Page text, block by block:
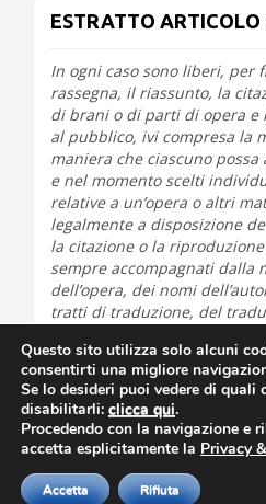
ESTRATTO ARTICOLO
In ogni caso sono liberi, per
rassegna, il riassunto, la
di brani o di parti di opera e
al pubblico, ivi compresa la
maniera che ciascuno possa
e nel momento scelti
relative a un’opera o altri
legalmente a disposizione
la citazione o la
sempre accompagnati dalla
dell’opera, dei nomi
tratti di traduzione, del
Questo l’ho scritto per la mia
che un elenco di estratti di
sempre titolo e autore.
Theme Designed by
Questo sito utilizza solo alcuni
consentirti una migliore
Se lo desideri puoi vedere di quali
disabilitarli: clicca qui.
Procedendo con la navigazione e
accetta esplicitamente la Privacy
Accetta Rifiuta